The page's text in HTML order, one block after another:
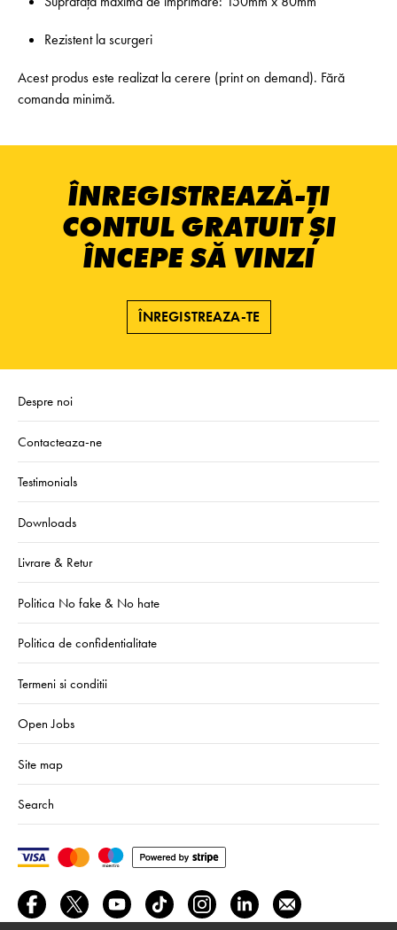
Rezistent la scurgeri
Acest produs este realizat la cerere (print on demand). Fără
comanda minimă.
ÎNREGISTREAZĂ-ȚI
CONTUL GRATUIT ȘI
ÎNCEPE SĂ VINZI
ÎNREGISTREAZA-TE
Despre noi
Contacteaza-ne
Testimonials
Downloads
Livrare & Retur
Politica No fake & No hate
Politica de confidentialitate
Termeni si conditii
Open Jobs
Site map
Search